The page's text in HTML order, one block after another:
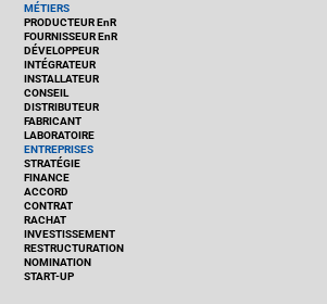
MÉTIERS
PRODUCTEUR EnR
FOURNISSEUR EnR
DÉVELOPPEUR
INTÉGRATEUR
INSTALLATEUR
CONSEIL
DISTRIBUTEUR
FABRICANT
LABORATOIRE
ENTREPRISES
STRATÉGIE
FINANCE
ACCORD
CONTRAT
RACHAT
INVESTISSEMENT
RESTRUCTURATION
NOMINATION
START-UP